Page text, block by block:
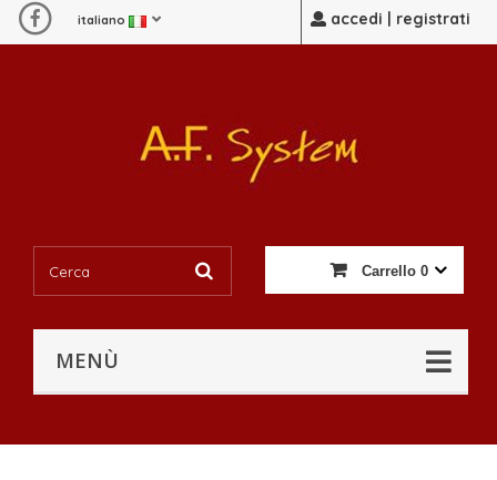
accedi | registrati
italiano
Carrello 0
MENÙ